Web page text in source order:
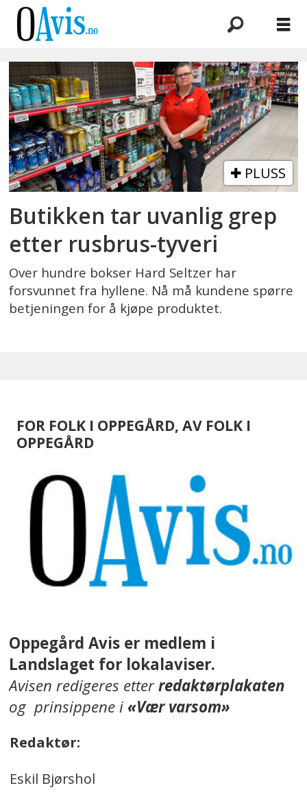
Emne:
hard
seltzer
PLUSS
Butikken tar uvanlig grep
etter rusbrus-tyveri
Over hundre bokser Hard Seltzer har
forsvunnet fra hyllene. Nå må kundene spørre
betjeningen for å kjøpe produktet.
FOR FOLK I OPPEGÅRD, AV FOLK I
OPPEGÅRD
Oppegård Avis er medlem i
Landslaget for lokalaviser.
Avisen redigeres etterredaktørplakaten
og prinsippene i«Vær varsom»
Redaktør:
Eskil Bjørshol